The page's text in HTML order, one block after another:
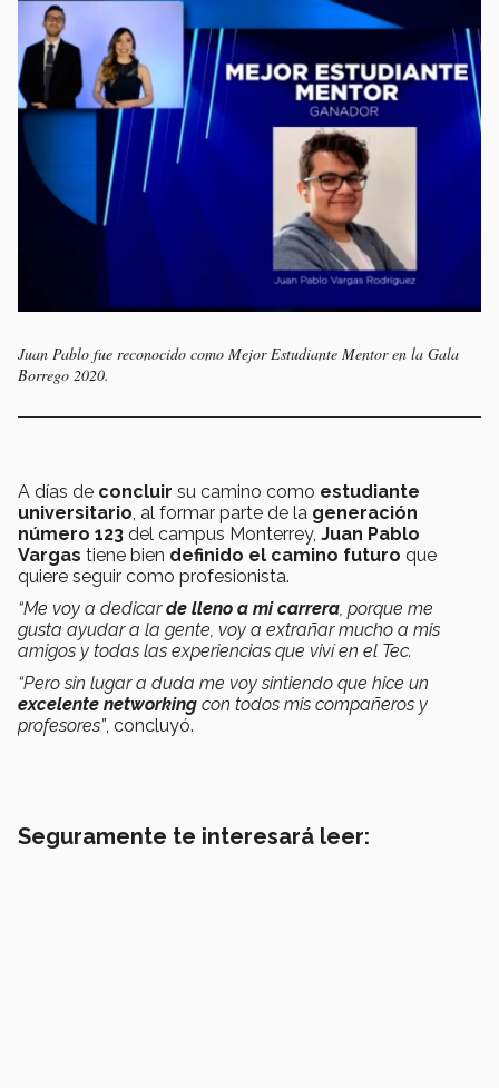
Juan Pablo fue reconocido como Mejor Estudiante Mentor en la Gala
Borrego 2020.
A días de concluir su camino como estudiante
universitario , al formar parte de la generación
número 123 del campus Monterrey, Juan Pablo
Vargas tiene bien definido el camino futuro que
quiere seguir como profesionista.
“Me voy a dedicarde lleno a mi carrera , porque me
gusta ayudar a la gente, voy a extrañar mucho a mis
amigos y todas las experiencias que viví en el Tec.
“Pero sin lugar a duda me voy sintiendo que hice un
excelente networking con todos mis compañeros y
profesores”, concluyó.
Seguramente te interesará leer: